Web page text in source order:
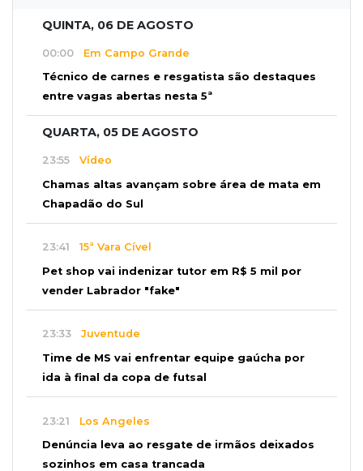
QUINTA, 06 DE AGOSTO
00:00 Em Campo Grande
Técnico de carnes e resgatista são destaques
entre vagas abertas nesta 5ª
QUARTA, 05 DE AGOSTO
23:55 Vídeo
Chamas altas avançam sobre área de mata em
Chapadão do Sul
23:41 15ª Vara Cível
Pet shop vai indenizar tutor em R$ 5 mil por
vender Labrador "fake"
23:33 Juventude
Time de MS vai enfrentar equipe gaúcha por
ida à final da copa de futsal
23:21 Los Angeles
Denúncia leva ao resgate de irmãos deixados
sozinhos em casa trancada